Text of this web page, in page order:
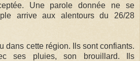
Une parole donnée ne se
arrive aux alentours du 26/28
dans cette région. Ils sont confiants.
ses pluies, son brouillard. Ils